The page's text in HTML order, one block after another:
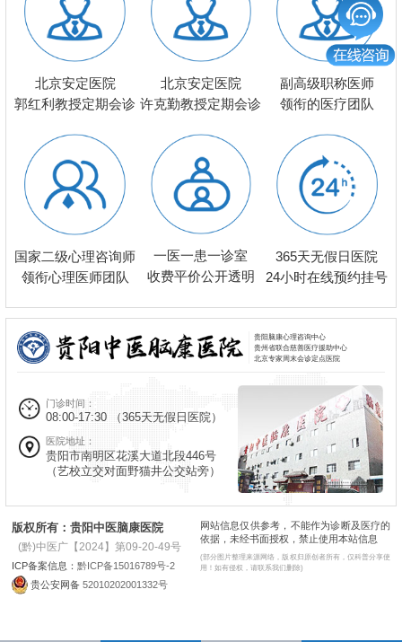
北京安定医院
郭红利教授定期会诊
北京安定医院
许克勤教授定期会诊
副高级职称医师
领衔的医疗团队
国家二级心理咨询师
领衔心理医师团队
一医一患一诊室
收费平价公开透明
365天无假日医院
24小时在线预约挂号
贵阳脑康心理咨询中心
贵州省联合慈善医疗援助中心
北京专家周末会诊定点医院
门诊时间：
08:00-17:30 （365天无假日医院）
医院地址：
贵阳市南明区花溪大道北段446号
（艺校立交对面野猫井公交站旁）
版权所有：贵阳中医脑康医院
(黔)中医广【2024】第09-20-49号
ICP备案信息： 黔ICP备15016789号-2
贵公安网备 52010202001332号
网站信息仅供参考，不能作为诊断及医疗的
依据，未经书面授权，禁止使用本站信息
(部分图片整理来源网络，版权归原创者所有，仅科普分享使
用！如有侵权，请联系我们删除)